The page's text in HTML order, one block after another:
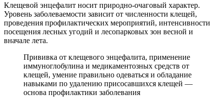
Клещевой энцефалит носит природно-очаговый характер.
Уровень заболеваемости зависит от численности клещей,
проведения профилактических мероприятий, интенсивности
посещения лесных угодий и лесопарковых зон весной и
вначале лета.
Прививка от клещевого энцефалита, применение
иммуноглобулина и медикаментозных средств от
клещей, умение правильно одеваться и обладание
навыками по удалению присосавшихся клещей —
основа профилактики заболевания